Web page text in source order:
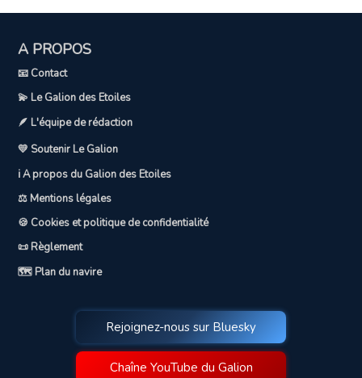
A PROPOS
📧 Contact
💫 Le Galion des Etoiles
🪶 L'équipe de rédaction
💛 Soutenir Le Galion
ℹ️ A propos du Galion des Etoiles
⚖️ Mentions légales
🍪 Cookies et politique de confidentialité
📜 Règlement
🗺️ Plan du navire
Rejoignez-nous sur Bluesky
Chaîne YouTube du Galion